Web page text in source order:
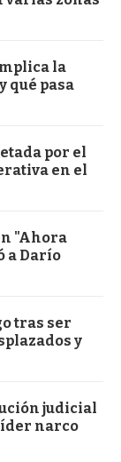
la
qué pasa
por el
en el
"Ahora
a Darío
tras ser
y
judicial
narco